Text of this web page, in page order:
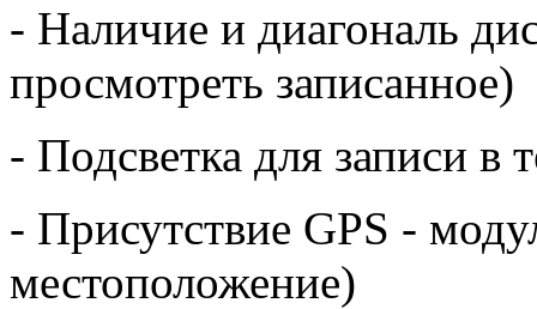
- Наличие и диагональ
просмотреть записанное)
- Подсветка для записи в
- Присутствие GPS -
местоположение)